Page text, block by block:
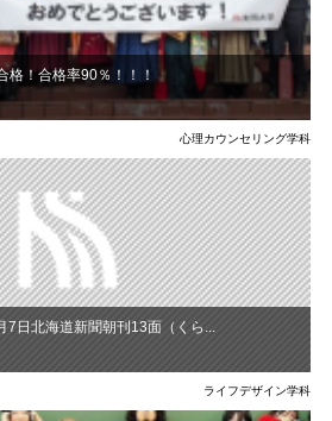
！合格率90％！！！
心理カウンセリング学科
7日北海道新聞朝刊13面（くら...
ライフデザイン学科